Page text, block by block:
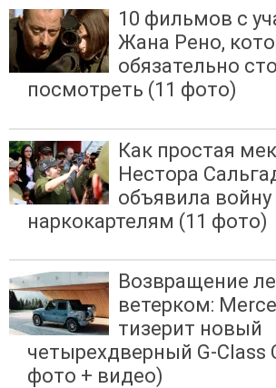
10 фильмов с
Жана Рено,
обязательно
посмотреть (11 фото)
Как простая
Нестора
объявила войну
наркокартелям (11 фото)
Возвращение
ветерком:
тизерит новый
четырехдверный G-Class
фото + видео)